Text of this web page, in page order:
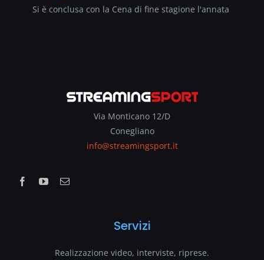
Si è conclusa con la Cena di fine stagione l'annata
Via Monticano 12/D
Conegliano
info@streamingsport.it
Servizi
Realizzazione video, interviste, riprese.